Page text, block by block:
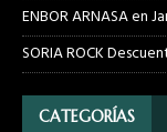
ENBOR ARNASA en
SORIA ROCK
CATEGORÍAS